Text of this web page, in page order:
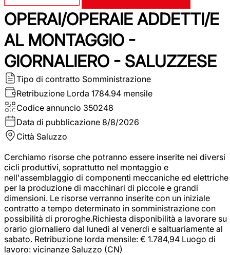
OPERAI/OPERAIE ADDETTI/E
AL MONTAGGIO -
GIORNALIERO - SALUZZESE
Tipo di contratto Somministrazione
Retribuzione Lorda 1784.94 mensile
Codice annuncio 350248
Data di pubblicazione 8/8/2026
Città Saluzzo
Cerchiamo risorse che potranno essere inserite nei diversi
cicli produttivi, soprattutto nel montaggio e
nell'assemblaggio di componenti meccaniche ed elettriche
per la produzione di macchinari di piccole e grandi
dimensioni. Le risorse verranno inserite con un iniziale
contratto a tempo determinato in somministrazione con
possibilità di proroghe.Richiesta disponibilità a lavorare su
orario giornaliero dal lunedì al venerdì e saltuariamente al
sabato. Retribuzione lorda mensile: € 1.784,94 Luogo di
lavoro: vicinanze Saluzzo (CN)